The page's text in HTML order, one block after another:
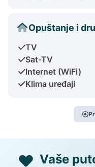
Opuštanje i
TV
Sat-TV
Internet (WiFi)
Klima uređaji
Vaše